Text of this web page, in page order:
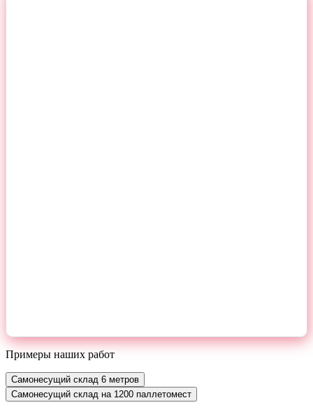
Примеры наших работ
Самонесущий склад 6 метров
Самонесущий склад на 1200 паллетомест